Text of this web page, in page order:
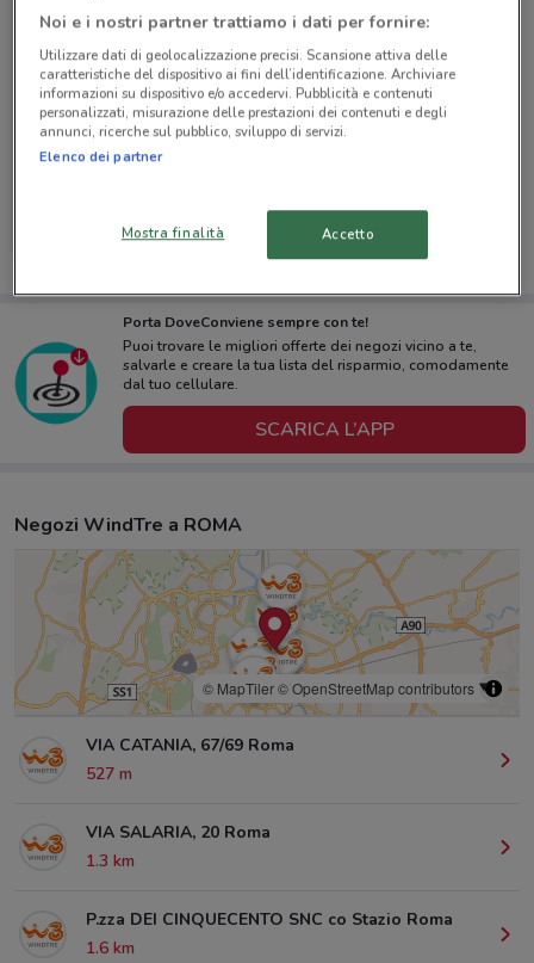
528 m
Porta DoveConviene sempre con te!
Puoi trovare le migliori offerte dei negozi vicino a te,
salvarle e creare la tua lista del risparmio, comodamente
dal tuo cellulare.
SCARICA L’APP
Negozi WindTre a ROMA
© MapTiler© OpenStreetMap contributors
VIA CATANIA, 67/69 Roma
527 m
VIA SALARIA, 20 Roma
1.3 km
P.zza DEI CINQUECENTO SNC co Stazio Roma
1.6 km
Noi e i nostri partner trattiamo i dati per fornire:
Utilizzare dati di geolocalizzazione precisi. Scansione attiva delle
caratteristiche del dispositivo ai fini dell’identificazione. Archiviare
informazioni su dispositivo e/o accedervi. Pubblicità e contenuti
personalizzati, misurazione delle prestazioni dei contenuti e degli
annunci, ricerche sul pubblico, sviluppo di servizi.
Elenco dei partner
Mostra finalità Accetto